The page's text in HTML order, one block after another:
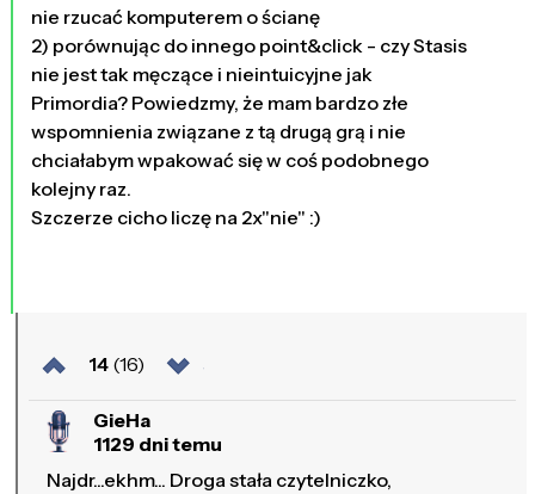
nie rzucać komputerem o ścianę
2) porównując do innego point&click - czy Stasis
nie jest tak męczące i nieintuicyjne jak
Primordia? Powiedzmy, że mam bardzo złe
wspomnienia związane z tą drugą grą i nie
chciałabym wpakować się w coś podobnego
kolejny raz.
Szczerze cicho liczę na 2x"nie" :)
14(16)
GieHa
1129 dni temu
Najdr...ekhm... Droga stała czytelniczko,